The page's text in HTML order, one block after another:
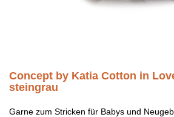
Concept by Katia Cotton in
steingrau
Garne zum Stricken für Babys und